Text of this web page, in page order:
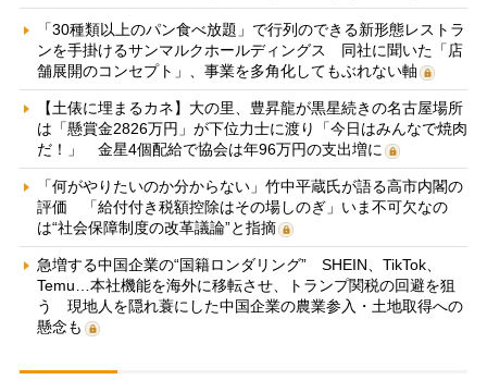
「30種類以上のパン食べ放題」で行列のできる新形態レストラ
ンを手掛けるサンマルクホールディングス 同社に聞いた「店
舗展開のコンセプト」、事業を多角化してもぶれない軸
【土俵に埋まるカネ】大の里、豊昇龍が黒星続きの名古屋場所
は「懸賞金2826万円」が下位力士に渡り「今日はみんなで焼肉
だ！」 金星4個配給で協会は年96万円の支出増に
「何がやりたいのか分からない」竹中平蔵氏が語る高市内閣の
評価 「給付付き税額控除はその場しのぎ」いま不可欠なの
は“社会保障制度の改革議論”と指摘
急増する中国企業の“国籍ロンダリング” SHEIN、TikTok、
Temu…本社機能を海外に移転させ、トランプ関税の回避を狙
う 現地人を隠れ蓑にした中国企業の農業参入・土地取得への
懸念も